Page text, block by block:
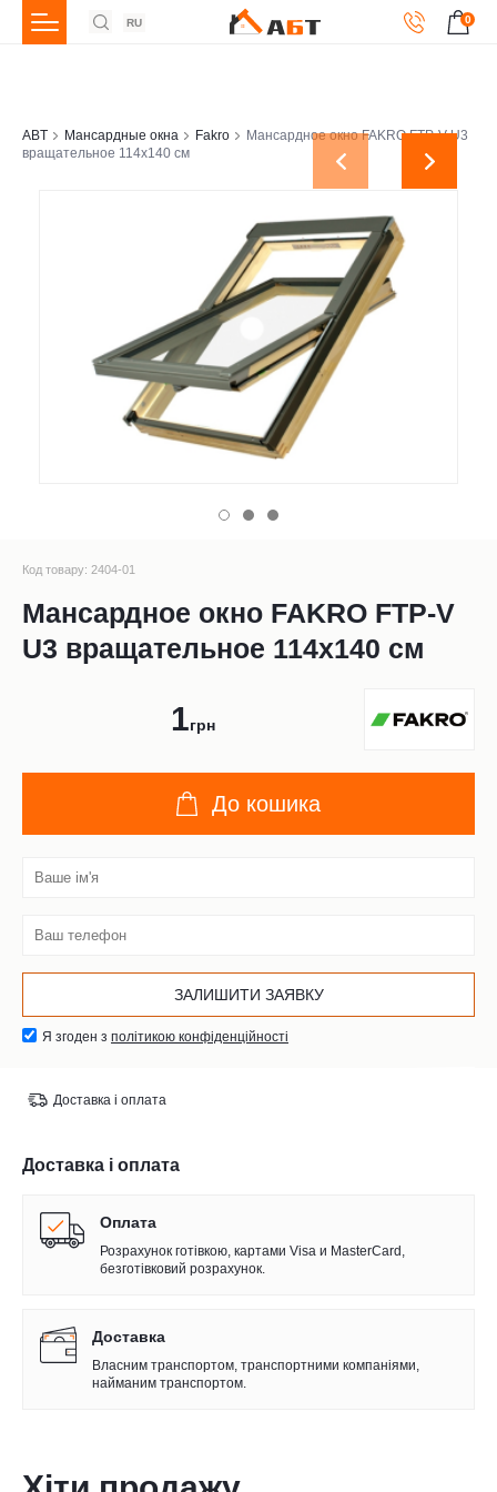
RU 0
ABT Мансардные окна Fakro
Мансардное окно FAKRO FTP-V U3
вращательное 114x140 см
Код товару: 2404-01
Мансардное окно FAKRO FTP-V
U3 вращательное 114x140 см
1грн
До кошика
Я згоден з політикою конфіденційності
Доставка і оплата
Доставка і оплата
Оплата
Розрахунок готівкою, картами Visa и MasterCard,
безготівковий розрахунок.
Доставка
Власним транспортом, транспортними компаніями,
найманим транспортом.